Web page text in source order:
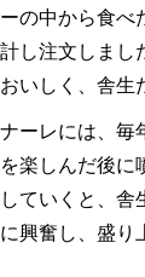
の中から食べ
し注文しまし
いしく、舎生
ーレには、毎
楽しんだ後に
ていくと、舎
興奮し、盛り